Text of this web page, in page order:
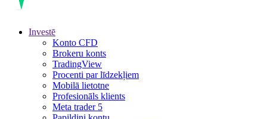
Investē
Konto CFD
Brokeru konts
TradingView
Procenti par līdzekļiem
Mobilā lietotne
Profesionāls klients
Meta trader 5